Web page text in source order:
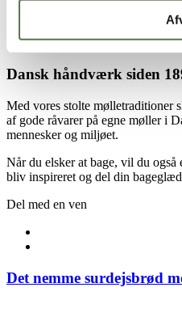
professionelle teknikker og giver
hjemmebag, mens råvarerne er
bedste bageoplevelse.
Dansk håndværk siden
Med vores stolte mølletraditioner
af gode råvarer på egne møller i
mennesker og miljøet.
Når du elsker at bage, vil du
bliv inspireret og del din
Del med en ven
Det nemme surdejsbrød